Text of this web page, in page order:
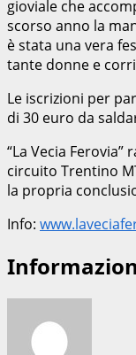
gioviale che
scorso anno la
è stata una vera
tante donne e
Le iscrizioni per
di 30 euro da
“La Vecia
circuito Trentino
la propria
Info: